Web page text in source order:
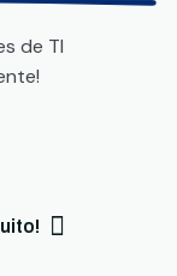
de TI